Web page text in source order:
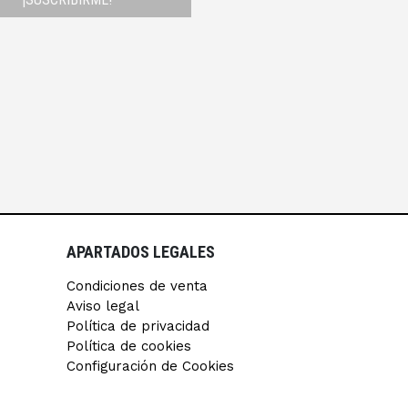
APARTADOS LEGALES
Condiciones de venta
Aviso legal
Política de privacidad
Política de cookies
Configuración de Cookies